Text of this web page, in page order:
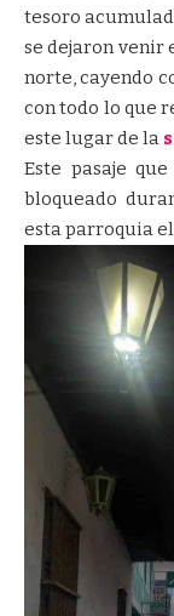
tesoro
se dejaron venir
norte, cayendo
con todo lo que
este lugar de la
Este pasaje
bloqueado
esta parroquia